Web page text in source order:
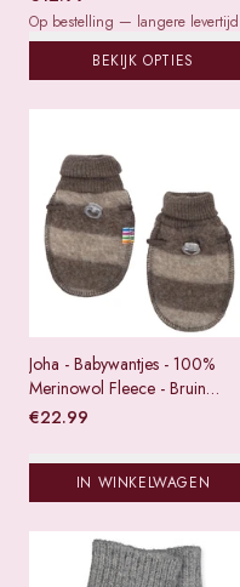
Op bestelling — langere levertijd
BEKIJK OPTIES
Joha - Babywantjes - 100%
Merinowol Fleece - Bruin
gestreept - Maat 56/62
€22.99
IN WINKELWAGEN